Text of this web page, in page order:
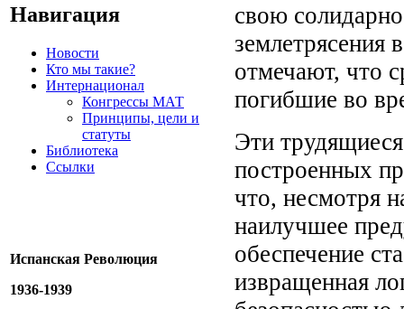
Навигация
Новости
Кто мы такие?
Интернационал
Конгрессы МАТ
Принципы, цели и
статуты
Библиотека
Ссылки
Испанская Революция
1936-1939
свою
землетрясения
отмечают, что
погибшие во
Эти
построенных
что, несмотря
наилучшее
обеспечение
извращенная